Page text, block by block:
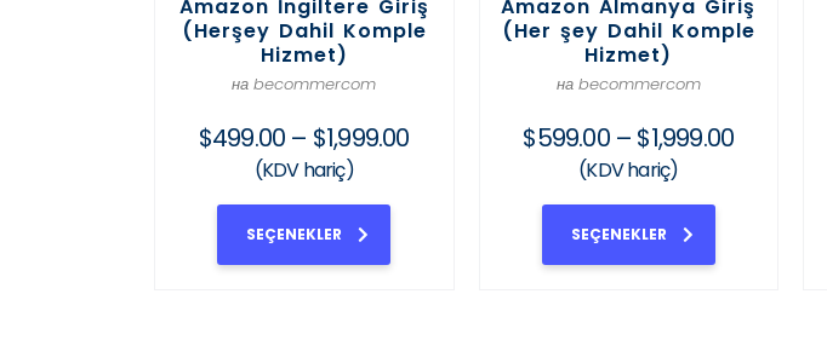
Amazon İngiltere Giriş
(Herşey Dahil Komple
Hizmet)
на becommercom
$499.00 – $1,999.00
(KDV hariç)
SEÇENEKLER
Amazon Almanya Giriş
(Her şey Dahil Komple
Hizmet)
на becommercom
$599.00 – $1,999.00
(KDV hariç)
SEÇENEKLER